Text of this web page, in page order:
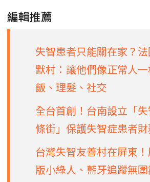
編輯推薦
失智患者只能關在家？
默村：讓他們像正常人
飯、理髮、社交
全台首創！台南設立「
條街」保護失智症患者
台灣失智友善村在屏東
版小綠人、藍牙追蹤無